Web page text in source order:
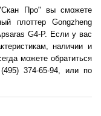
Про" вы сможете
плоттер Gongzheng
G4-P. Если у вас
наличии и
можете обратиться
374-65-94, или по